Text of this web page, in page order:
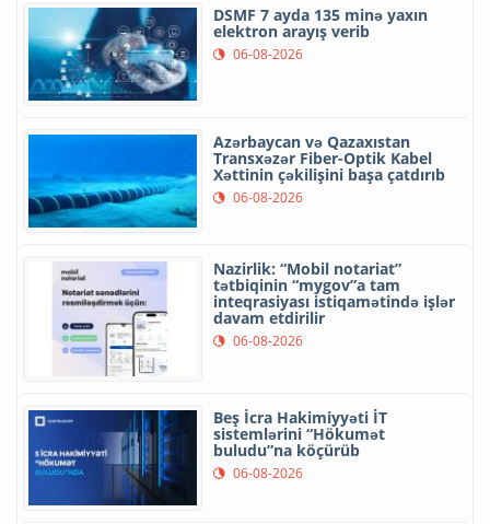
DSMF 7 ayda 135 minə yaxın
elektron arayış verib
06-08-2026
Azərbaycan və Qazaxıstan
Transxəzər Fiber-Optik Kabel
Xəttinin çəkilişini başa çatdırıb
06-08-2026
Nazirlik: “Mobil notariat”
tətbiqinin “mygov”a tam
inteqrasiyası istiqamətində işlər
davam etdirilir
06-08-2026
Beş İcra Hakimiyyəti İT
sistemlərini “Hökumət
buludu”na köçürüb
06-08-2026